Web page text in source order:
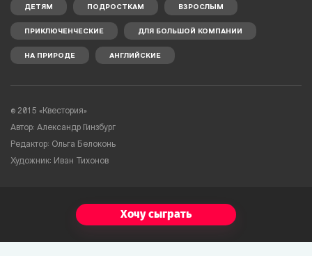
ДЕТЯМ ПОДРОСТКАМ ВЗРОСЛЫМ
ПРИКЛЮЧЕНЧЕСКИЕ ДЛЯ БОЛЬШОЙ КОМПАНИИ
НА ПРИРОДЕ АНГЛИЙСКИЕ
© 2015 «Квестория»
Автор: Александр Гинзбург
Редактор: Ольга Белоконь
Художник: Иван Тихонов
Хочу сыграть